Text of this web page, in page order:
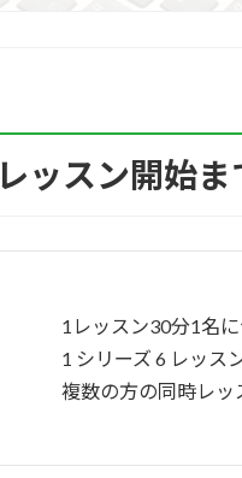
レッスン開始
1レッスン30分1名に
1 シリーズ 6 レッス
複数の方の同時レッ